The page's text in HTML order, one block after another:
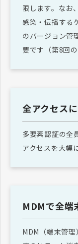
限します。なお
感染・伝播する
のバージョン管
要です（第8回
全アクセス
多要素認証の全
アクセスを大幅
MDMで全端
MDM（端末管